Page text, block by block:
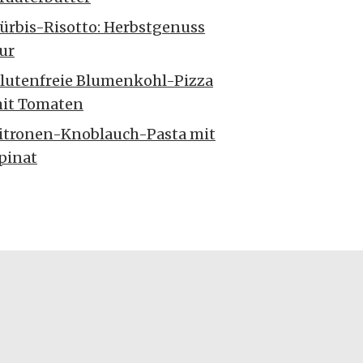
Risotto: Herbstgenuss
Blumenkohl-Pizza
Tomaten
Knoblauch-Pasta mit